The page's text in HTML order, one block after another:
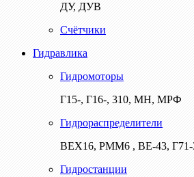
ДУ, ДУВ
Счётчики
Гидравлика
Гидромоторы
Г15-, Г16-, 310, МН, МРФ
Гидрораспределители
ВЕХ16, РММ6 , ВЕ-43, Г71-
Гидростанции